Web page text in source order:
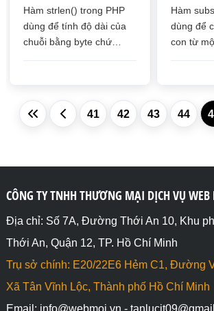
Hàm strlen() trong PHP
dùng để tính độ dài của
chuỗi bằng byte chứ
Hàm
dùng để
con từ
41 42 43 44
CÔNG TY TNHH THƯƠNG MẠI DỊCH VỤ
Địa chỉ: Số 7A, Đường Thới An 10, Khu
Thới An, Quận 12, TP. Hồ Chí Minh
Trụ sở chính: E20/22E6 Hẻm C1, Đường
Xã Tân Vĩnh Lộc, Thành phố Hồ Chí Minh
Email: info@webmoi.vn -